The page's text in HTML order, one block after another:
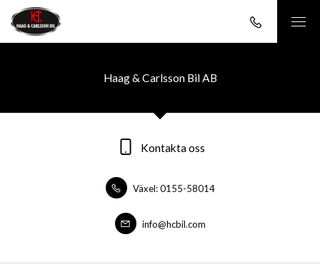
Haag & Carlsson Bil AB
Kontakta oss
Växel: 0155-58014
info@hcbil.com